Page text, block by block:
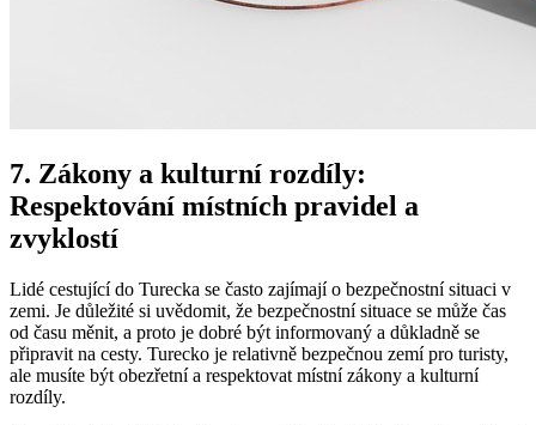
7. Zákony a kulturní rozdíly:
Respektování místních pravidel a
zvyklostí
Lidé cestující do Turecka se často zajímají o bezpečnostní situaci v
zemi. Je důležité si uvědomit, že bezpečnostní situace se může čas
od času měnit, a proto je dobré být informovaný a důkladně se
připravit na cesty. Turecko je relativně bezpečnou zemí pro turisty,
ale musíte být obezřetní a respektovat místní zákony a kulturní
rozdíly.